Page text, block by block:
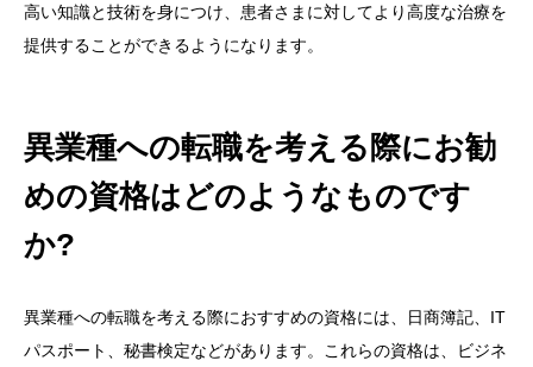
高い知識と技術を身につけ、患者さまに対してより高度な治療を
提供することができるようになります。
異業種への転職を考える際にお勧
めの資格はどのようなものです
か?
異業種への転職を考える際におすすめの資格には、日商簿記、IT
パスポート、秘書検定などがあります。これらの資格は、ビジネ